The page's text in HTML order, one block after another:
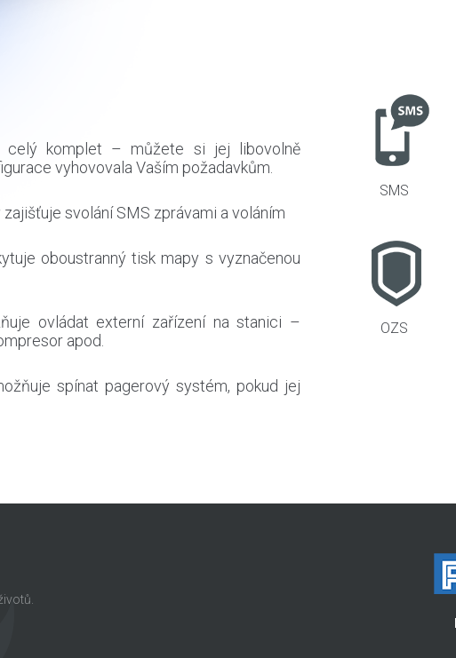
celý komplet – můžete si jej libovolně
vyhovovala Vaším požadavkům.
svolání SMS zprávami a voláním
oboustranný tisk mapy s vyznačenou
ovládat externí zařízení na stanici –
apod.
spínat pagerový systém, pokud jej
SMS
OZS